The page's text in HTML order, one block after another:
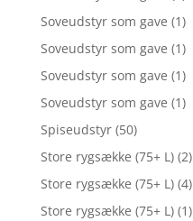
Soveudstyr som gave (1)
Soveudstyr som gave (1)
Soveudstyr som gave (1)
Soveudstyr som gave (1)
Spiseudstyr (50)
Store rygsække (75+ L) (2)
Store rygsække (75+ L) (4)
Store rygsække (75+ L) (1)